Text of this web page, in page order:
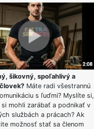
šikovný, spoľahlivý a
Máte radi všestrannú
s ľuďmi? Myslíte si,
mohli zarábať a podnikať v
službách a prácach? Ak
možnosť stať sa členom